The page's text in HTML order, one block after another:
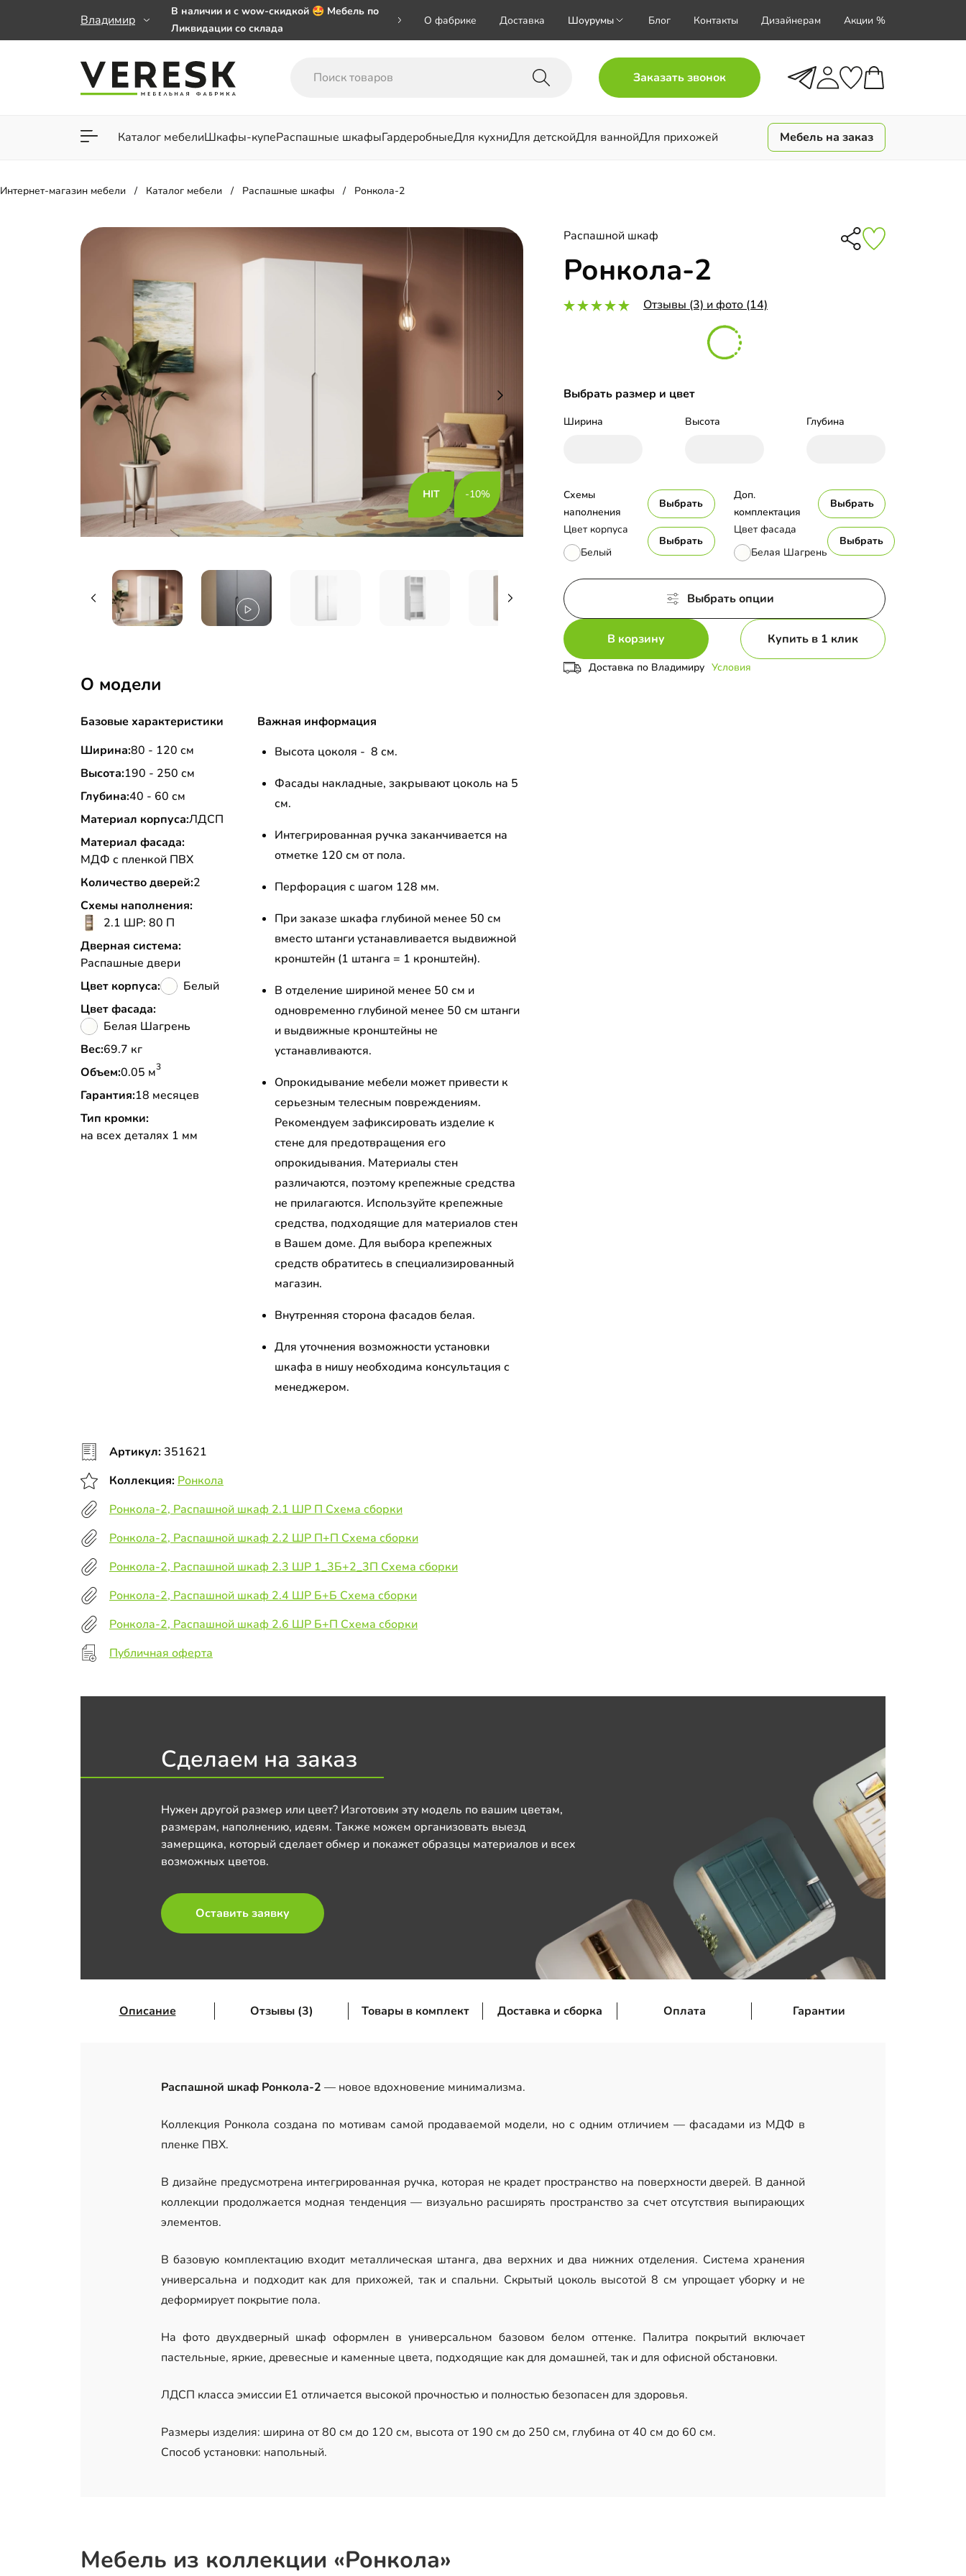
Владимир
В наличии и с wow-скидкой 🤩 Мебель по
Ликвидации со склада
заказе от 50 000 ₽
Важно! Наш Whatsapp переехал на номер
О фабрике Доставка Шоурумы Блог Контакты Дизайнерам Акции %
Заказать звонок
Каталог мебелиШкафы-купеРаспашные шкафыГардеробныеДля кухниДля детскойДля ваннойДля прихожей
Для гостиной Для спальни
Мебель на заказ
Интернет-магазин мебели Каталог мебели Распашные шкафы Ронкола-2
-10%
Распашной шкаф
Ронкола-2
Отзывы (3) и фото (14)
Выбрать размер и цвет
Ширина Высота Глубина
Цвет корпуса
Белый
Выбрать
Цвет фасада
Белая Шагрень
Выбрать
Схемы
наполнения
Выбрать
Доп.
комплектация
Выбрать
Выбрать опции
В корзину Купить в 1 клик
Доставка по Владимиру Условия
О модели
Базовые характеристики
Ширина:80 - 120 см
Высота:190 - 250 см
Глубина:40 - 60 см
Материал корпуса:ЛДСП
Материал фасада:
МДФ с пленкой ПВХ
Количество дверей:2
Схемы наполнения:
2.1 ШР: 80 П
Дверная система:
Распашные двери
Цвет корпуса:
Белый
Цвет фасада:
Белая Шагрень
Вес:
69.7 кг
Объем:
0.05 м3
Гарантия:18 месяцев
Тип кромки:
на всех деталях 1 мм
Важная информация
Высота цоколя - 8 см.
Фасады накладные, закрывают цоколь на 5
см.
Интегрированная ручка заканчивается на
отметке 120 см от пола.
Перфорация с шагом 128 мм.
При заказе шкафа глубиной менее 50 см
вместо штанги устанавливается выдвижной
кронштейн (1 штанга = 1 кронштейн).
В отделение шириной менее 50 см и
одновременно глубиной менее 50 см штанги
и выдвижные кронштейны не
устанавливаются.
Опрокидывание мебели может привести к
серьезным телесным повреждениям.
Рекомендуем зафиксировать изделие к
стене для предотвращения его
опрокидывания. Материалы стен
различаются, поэтому крепежные средства
не прилагаются. Используйте крепежные
средства, подходящие для материалов стен
в Вашем доме. Для выбора крепежных
средств обратитесь в специализированный
магазин.
Внутренняя сторона фасадов белая.
Для уточнения возможности установки
шкафа в нишу необходима консультация с
менеджером.
Артикул: 351621
Коллекция: Ронкола
Ронкола-2, Распашной шкаф 2.1 ШР П Схема сборки
Ронкола-2, Распашной шкаф 2.2 ШР П+П Схема сборки
Ронкола-2, Распашной шкаф 2.3 ШР 1_3Б+2_3П Схема сборки
Ронкола-2, Распашной шкаф 2.4 ШР Б+Б Схема сборки
Ронкола-2, Распашной шкаф 2.6 ШР Б+П Схема сборки
Публичная оферта
Сделаем на заказ
Нужен другой размер или цвет? Изготовим эту модель по вашим цветам,
размерам, наполнению, идеям. Также можем организовать выезд
замерщика, который сделает обмер и покажет образцы материалов и всех
возможных цветов.
Оставить заявку
Описание Отзывы (3) Товары в комплект Доставка и сборка Оплата Гарантии
Распашной шкаф Ронкола-2 — новое вдохновение минимализма.
Коллекция Ронкола создана по мотивам самой продаваемой модели, но с одним отличием — фасадами из МДФ в
пленке ПВХ.
В дизайне предусмотрена интегрированная ручка, которая не крадет пространство на поверхности дверей. В данной
коллекции продолжается модная тенденция — визуально расширять пространство за счет отсутствия выпирающих
элементов.
В базовую комплектацию входит металлическая штанга, два верхних и два нижних отделения. Система хранения
универсальна и подходит как для прихожей, так и спальни. Скрытый цоколь высотой 8 см упрощает уборку и не
деформирует покрытие пола.
На фото двухдверный шкаф оформлен в универсальном базовом белом оттенке. Палитра покрытий включает
пастельные, яркие, древесные и каменные цвета, подходящие как для домашней, так и для офисной обстановки.
ЛДСП класса эмиссии Е1 отличается высокой прочностью и полностью безопасен для здоровья.
Размеры изделия: ширина от 80 см до 120 см, высота от 190 см до 250 см, глубина от 40 см до 60 см.
Способ установки: напольный.
Мебель из коллекции «Ронкола»